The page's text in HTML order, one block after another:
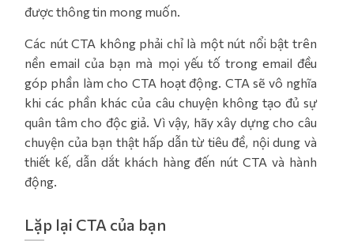
được thông tin mong muốn.
Các nút CTA không phải chỉ là một nút nổi bật trên
nền email của bạn mà mọi yếu tố trong email đều
góp phần làm cho CTA hoạt động. CTA sẽ vô nghĩa
khi các phần khác của câu chuyện không tạo đủ sự
quân tâm cho độc giả. Vì vậy, hãy xây dựng cho câu
chuyện của bạn thật hấp dẫn từ tiêu đề, nội dung và
thiết kế, dẫn dắt khách hàng đến nút CTA và hành
động.
Lặp lại CTA của bạn